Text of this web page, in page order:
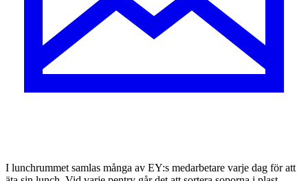
I lunchrummet samlas många av EY:s medarbetare varje dag för att